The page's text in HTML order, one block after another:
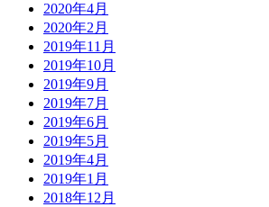
2020年4月
2020年2月
2019年11月
2019年10月
2019年9月
2019年7月
2019年6月
2019年5月
2019年4月
2019年1月
2018年12月